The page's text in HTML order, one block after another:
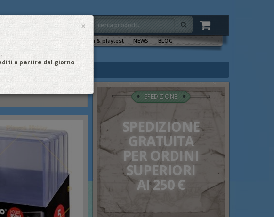
Metodi di pagamento Sala tornei & playtest NEWS
BLOG
SPEDIZIONE
SPEDIZIONE
GRATUITA
PER ORDINI
SUPERIORI
AI 250 €
×
a partire dal giorno